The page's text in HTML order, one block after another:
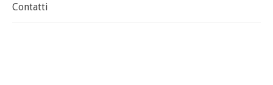
Contatti